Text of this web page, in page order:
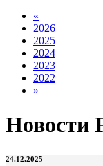
«
2026
2025
2024
2023
2022
»
Новости
24.12.2025